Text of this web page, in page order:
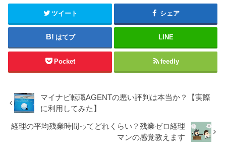
ツイート シェア
はてブ LINE
Pocket feedly
マイナビ転職AGENTの悪い評判は本当か？【実際
に利用してみた】
経理の平均残業時間ってどれくらい？残業ゼロ経理
マンの感覚教えます